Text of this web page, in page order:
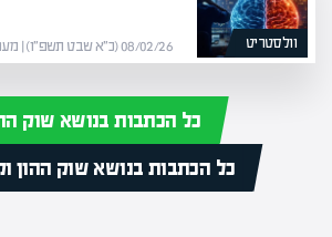
וולסטריט 08/02/26 (כ״א שבט תשפ״ו) | מערכת אפיק
כל הכתבות בנושא שוק
כל הכתבות בנושא שוק ההון